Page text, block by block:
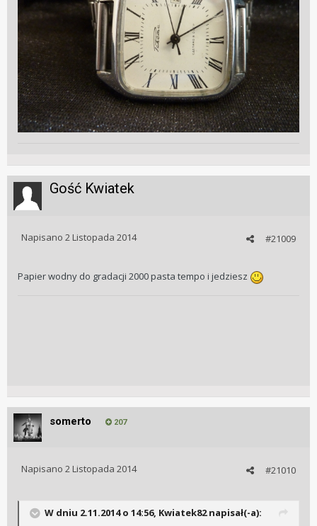
Gość Kwiatek
#21009
Napisano 2 Listopada 2014
Papier wodny do gradacji 2000 pasta tempo i jedziesz
somerto 207
#21010
Napisano 2 Listopada 2014
W dniu 2.11.2014 o 14:56, Kwiatek82 napisał(-a):